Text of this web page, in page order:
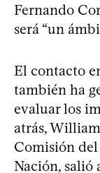
Fernando
será “un
El contacto
también ha
evaluar los
atrás,
Comisión
Nación, salió